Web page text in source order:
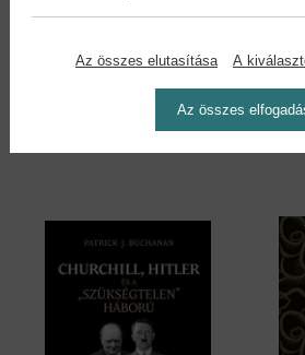
Kötelet a hóhérnak
Kopácsi Judit
14,90 €
Az összes elutasítása A
Az összes